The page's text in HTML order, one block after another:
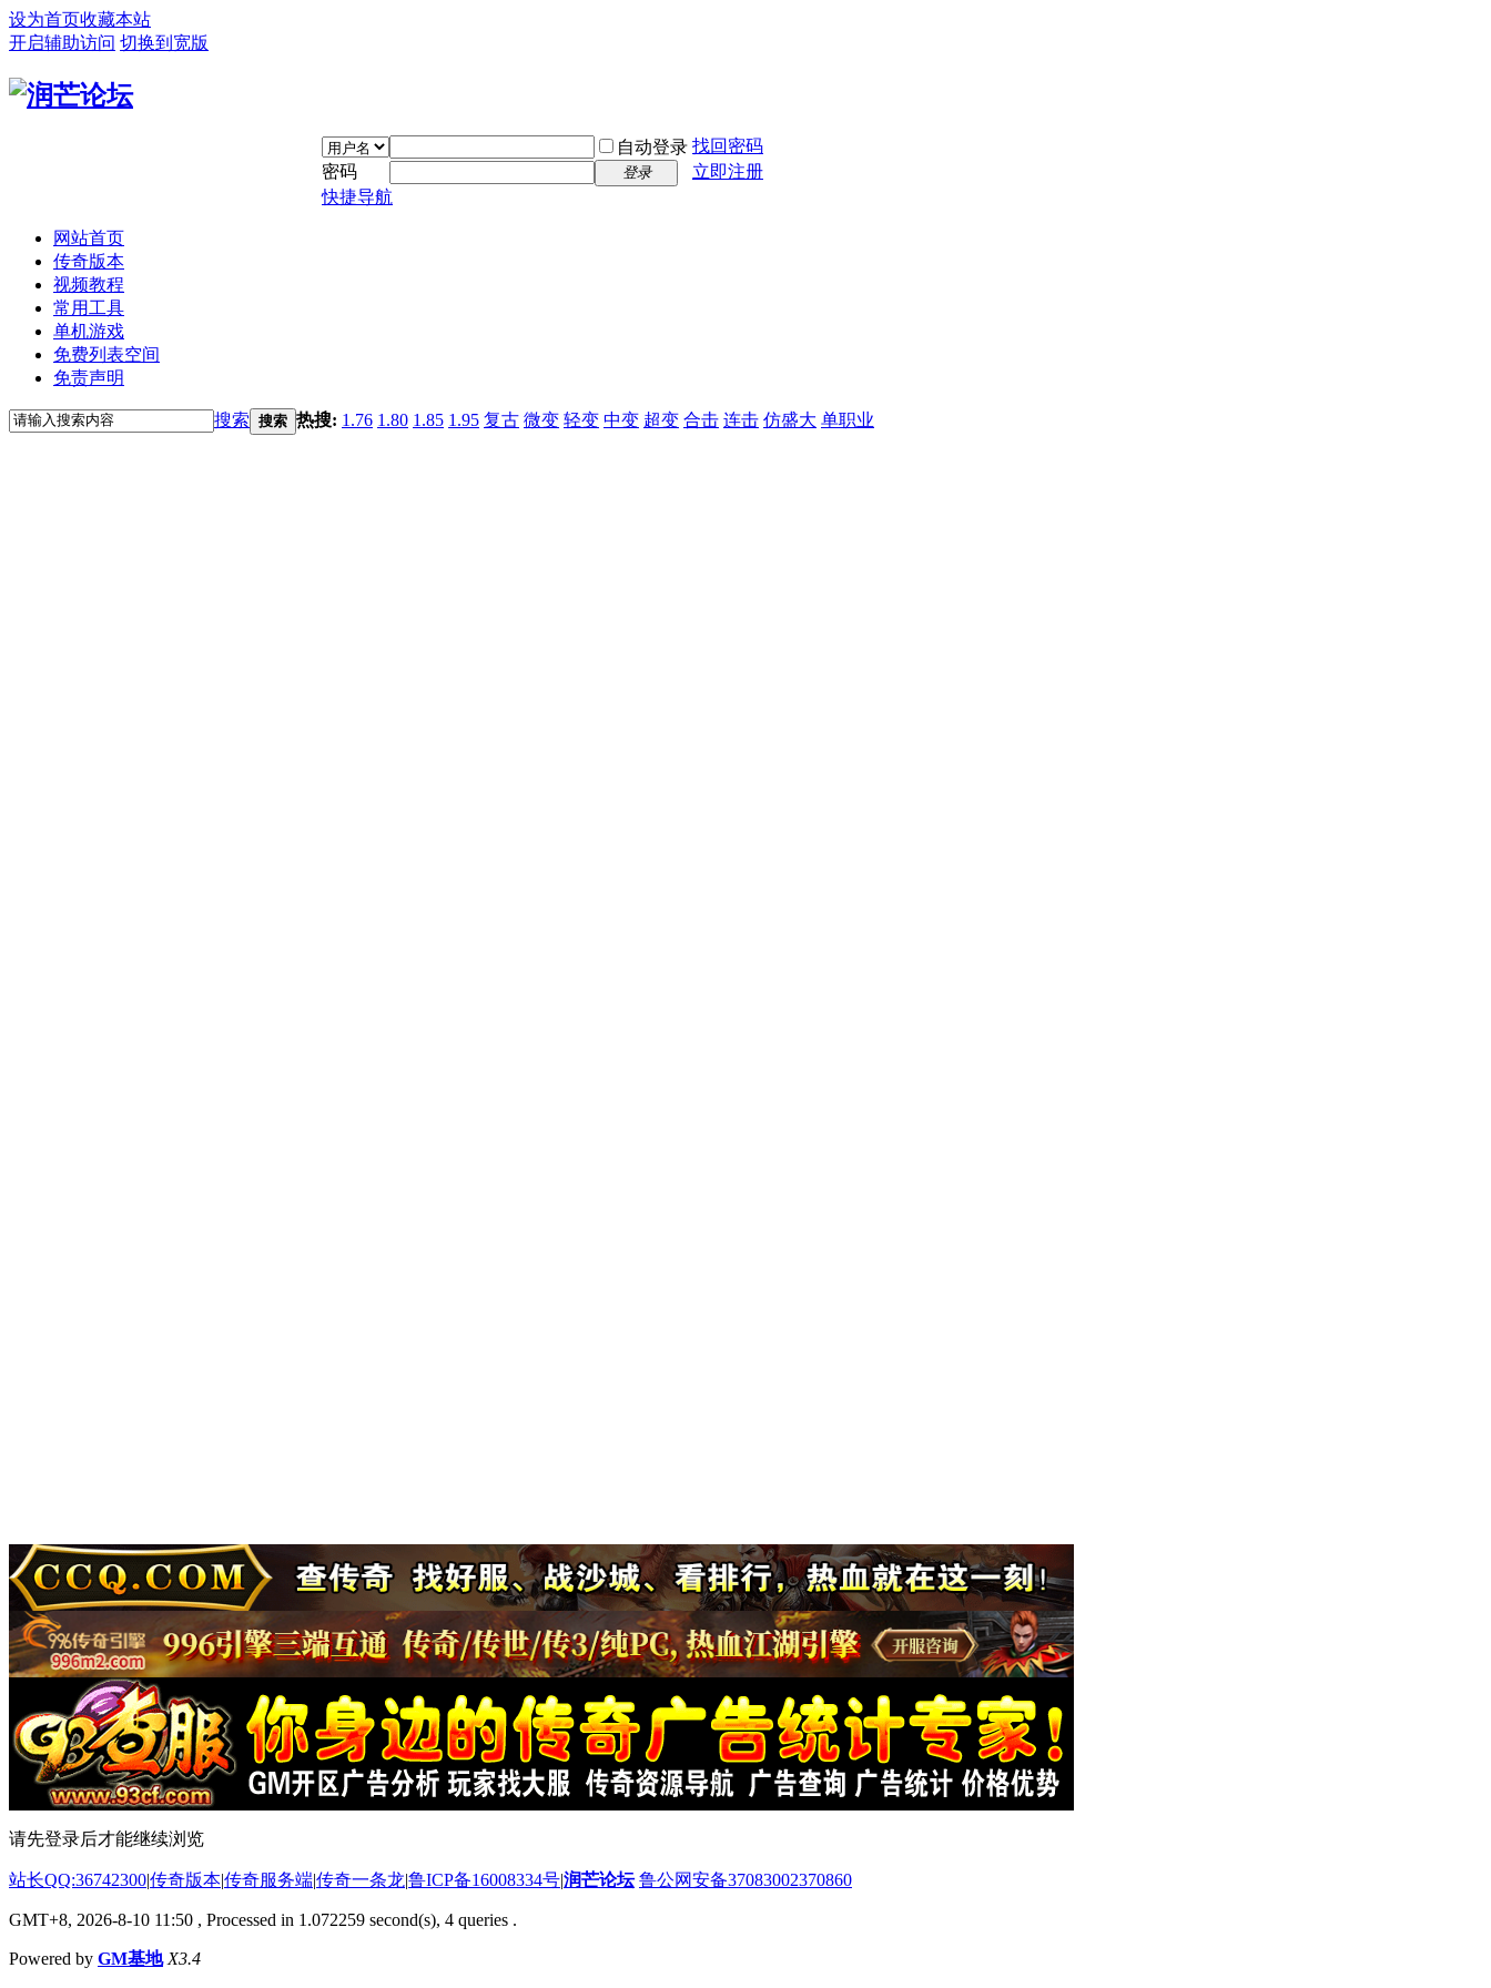
设为首页收藏本站
开启辅助访问 切换到宽版
自动登录 找回密码
密码
登录
立即注册
快捷导航
网站首页
传奇版本
视频教程
常用工具
单机游戏
免费列表空间
免责声明
搜索 搜索 热搜: 1.76 1.80 1.85 1.95 复古 微变 轻变 中变 超变 合击 连击 仿盛大 单职业
请先登录后才能继续浏览
站长QQ:36742300|传奇版本|传奇服务端|传奇一条龙|鲁ICP备16008334号|润芒论坛 鲁公网安备37083002370860
GMT+8, 2026-8-10 11:50 , Processed in 1.072259 second(s), 4 queries .
Powered by GM基地 X3.4